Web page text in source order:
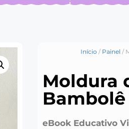
Início / Painel /
Moldura
Bambolê
eBook Educativo